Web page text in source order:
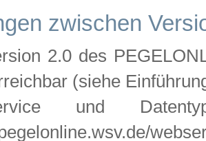
zwischen
2.0 des
(siehe
und